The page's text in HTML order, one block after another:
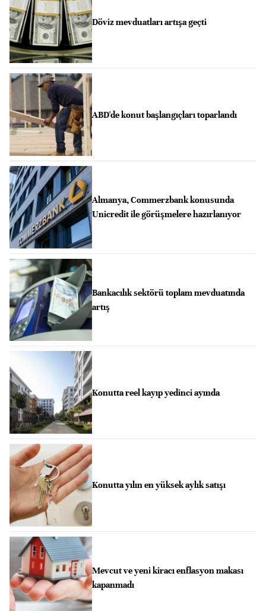
Döviz mevduatları artışa geçti
ABD'de konut başlangıçları toparlandı
Almanya, Commerzbank konusunda
Unicredit ile görüşmelere hazırlanıyor
Bankacılık sektörü toplam mevduatında
artış
Konutta reel kayıp yedinci ayında
Konutta yılın en yüksek aylık satışı
Mevcut ve yeni kiracı enflasyon makası
kapanmadı